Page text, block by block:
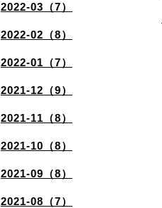
2022-03（7）
2022-02（8）
2022-01（7）
2021-12（9）
2021-11（8）
2021-10（8）
2021-09（8）
2021-08（7）